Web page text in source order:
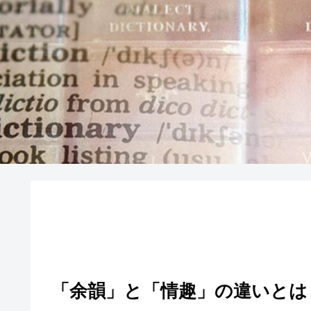
「余韻」と「情趣」の違いと